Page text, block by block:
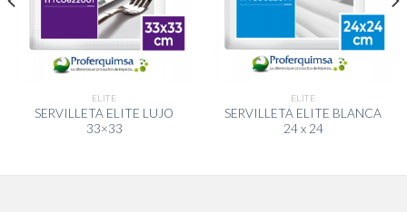
ELITE
SERVILLETA ELITE LUJO
33×33
ELITE
SERVILLETA ELITE BLANCA
24 x 24